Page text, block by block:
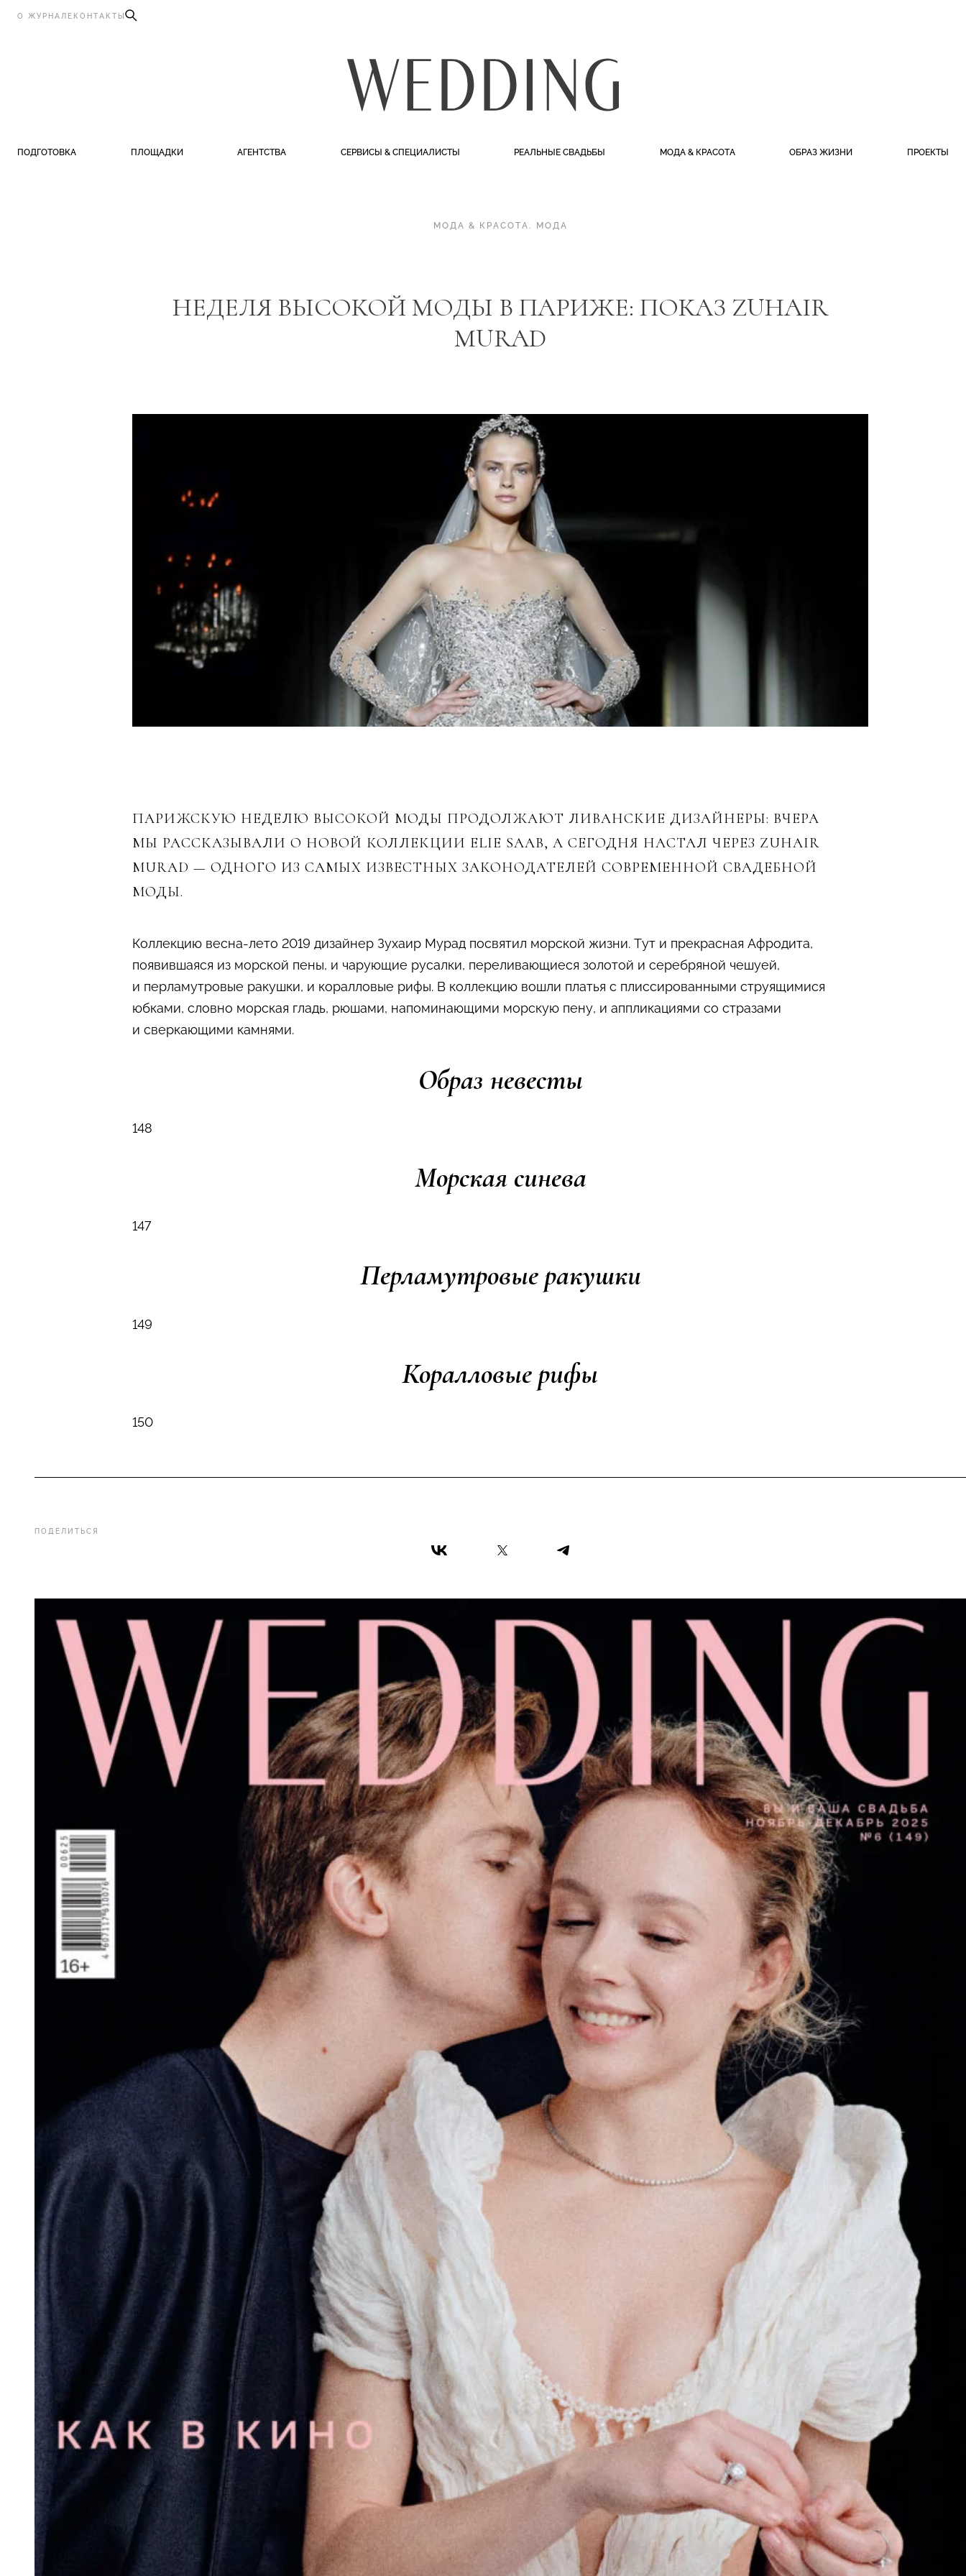
О ЖУРНАЛЕ КОНТАКТЫ
ПОДГОТОВКА ПЛОЩАДКИ АГЕНТСТВА СЕРВИСЫ & СПЕЦИАЛИСТЫ РЕАЛЬНЫЕ СВАДЬБЫ МОДА & КРАСОТА ОБРАЗ ЖИЗНИ ПРОЕКТЫ
МОДА & КРАСОТА. МОДА
НЕДЕЛЯ ВЫСОКОЙ МОДЫ В ПАРИЖЕ: ПОКАЗ ZUHAIR
MURAD
ПОДЕЛИТЬСЯ
ПАРИЖСКУЮ НЕДЕЛЮ ВЫСОКОЙ МОДЫ ПРОДОЛЖАЮТ ЛИВАНСКИЕ ДИЗАЙНЕРЫ: ВЧЕРА
МЫ РАССКАЗЫВАЛИ О НОВОЙ КОЛЛЕКЦИИ ELIE SAAB, А СЕГОДНЯ НАСТАЛ ЧЕРЕЗ ZUHAIR
MURAD — ОДНОГО ИЗ САМЫХ ИЗВЕСТНЫХ ЗАКОНОДАТЕЛЕЙ СОВРЕМЕННОЙ СВАДЕБНОЙ
МОДЫ.
Коллекцию весна-лето 2019 дизайнер Зухаир Мурад посвятил морской жизни. Тут и прекрасная Афродита,
появившаяся из морской пены, и чарующие русалки, переливающиеся золотой и серебряной чешуей,
и перламутровые ракушки, и коралловые рифы. В коллекцию вошли платья с плиссированными струящимися
юбками, словно морская гладь, рюшами, напоминающими морскую пену, и аппликациями со стразами
и сверкающими камнями.
Образ невесты
148
Морская синева
147
Перламутровые ракушки
149
Коралловые рифы
150